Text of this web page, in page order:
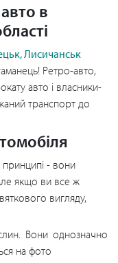
в
Лисичанськ
Ретро-авто,
авто і власники-
транспорт до
принципі - вони
якщо ви все ж
вигляду,
Вони однозначно
на фото